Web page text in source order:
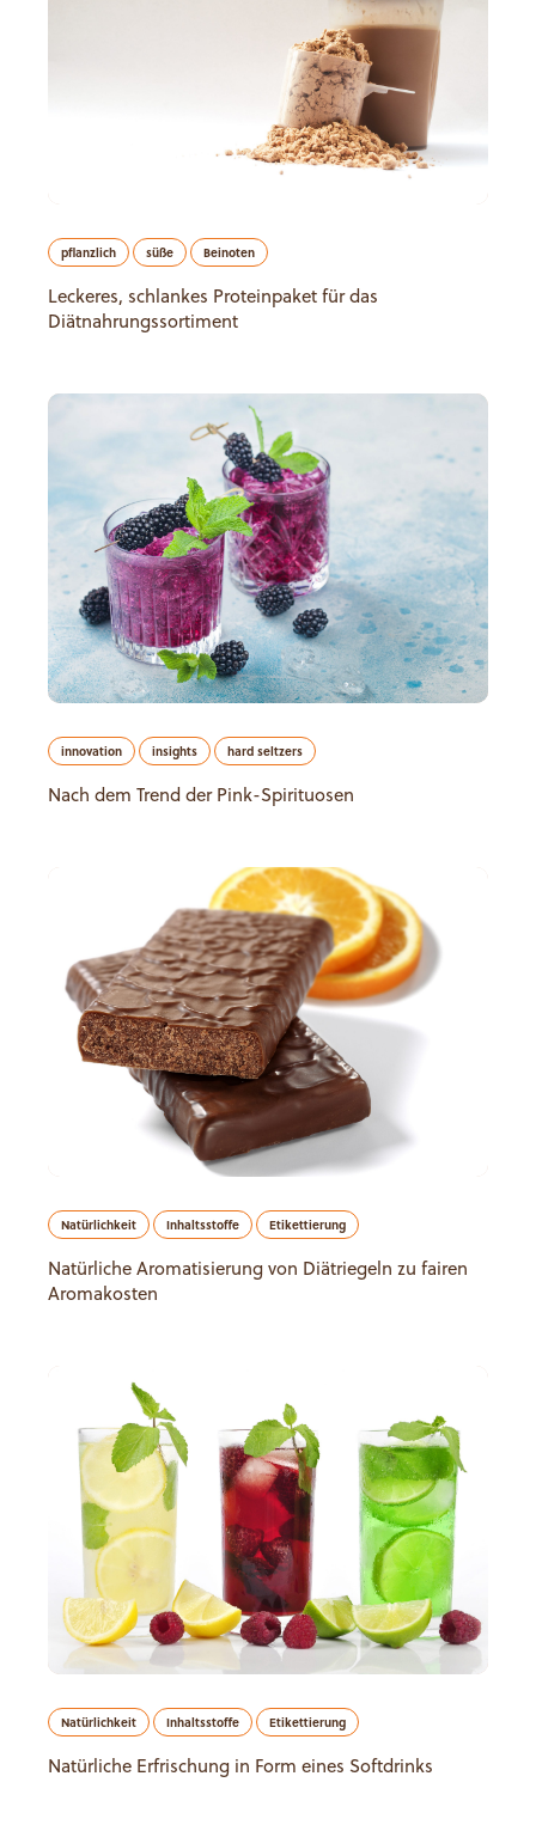
pflanzlich süße Beinoten
Leckeres, schlankes Proteinpaket für das
Diätnahrungssortiment
innovation insights hard seltzers
Nach dem Trend der Pink-Spirituosen
Natürlichkeit Inhaltsstoffe Etikettierung
Natürliche Aromatisierung von Diätriegeln zu fairen
Aromakosten
Natürlichkeit Inhaltsstoffe Etikettierung
Natürliche Erfrischung in Form eines Softdrinks